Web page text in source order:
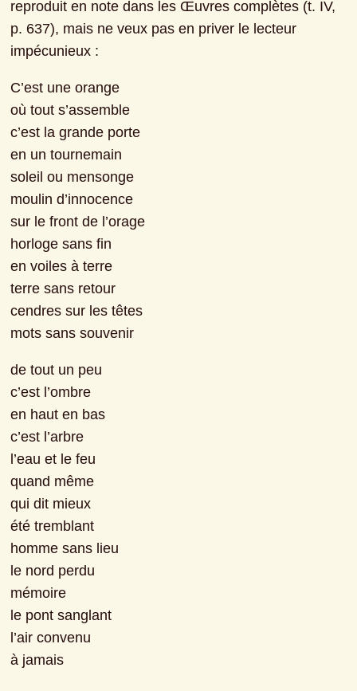
reproduit en note dans les Œuvres complètes (t. IV,
p. 637), mais ne veux pas en priver le lecteur
impécunieux :
C’est une orange
où tout s’assemble
c’est la grande porte
en un tournemain
soleil ou mensonge
moulin d’innocence
sur le front de l’orage
horloge sans fin
en voiles à terre
terre sans retour
cendres sur les têtes
mots sans souvenir
de tout un peu
c’est l’ombre
en haut en bas
c’est l’arbre
l’eau et le feu
quand même
qui dit mieux
été tremblant
homme sans lieu
le nord perdu
mémoire
le pont sanglant
l’air convenu
à jamais